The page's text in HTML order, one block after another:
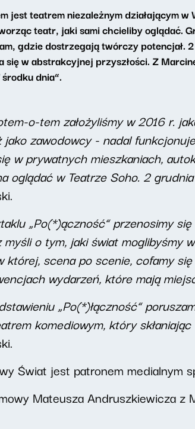
jest teatrem niezależnym działającym
teatr, jaki sami chcieliby oglądać.
gdzie dostrzegają twórczy potencjał.
się w abstrakcyjnej przyszłości. Z
dnia”.
o-tem założyliśmy w 2016 r.
zawodowcy - nadal
w prywatnych mieszkaniach,
oglądać w Teatrze Soho. 2
„Po(*)ączność” przenosimy
myśli o tym, jaki świat
której, scena po scenie, cofamy
wydarzeń, które mają
„Po(*)łączność”
komediowym, który
Świat jest patronem medialnym
Mateusza Andruszkiewicza z